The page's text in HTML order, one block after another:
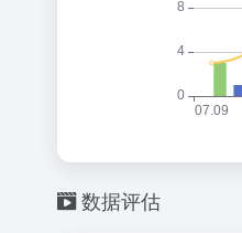
数据评估